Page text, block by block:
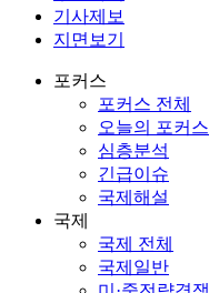
기사제보
지면보기
포커스
포커스 전체
오늘의 포커스
심층분석
긴급이슈
국제해설
국제
국제 전체
국제일반